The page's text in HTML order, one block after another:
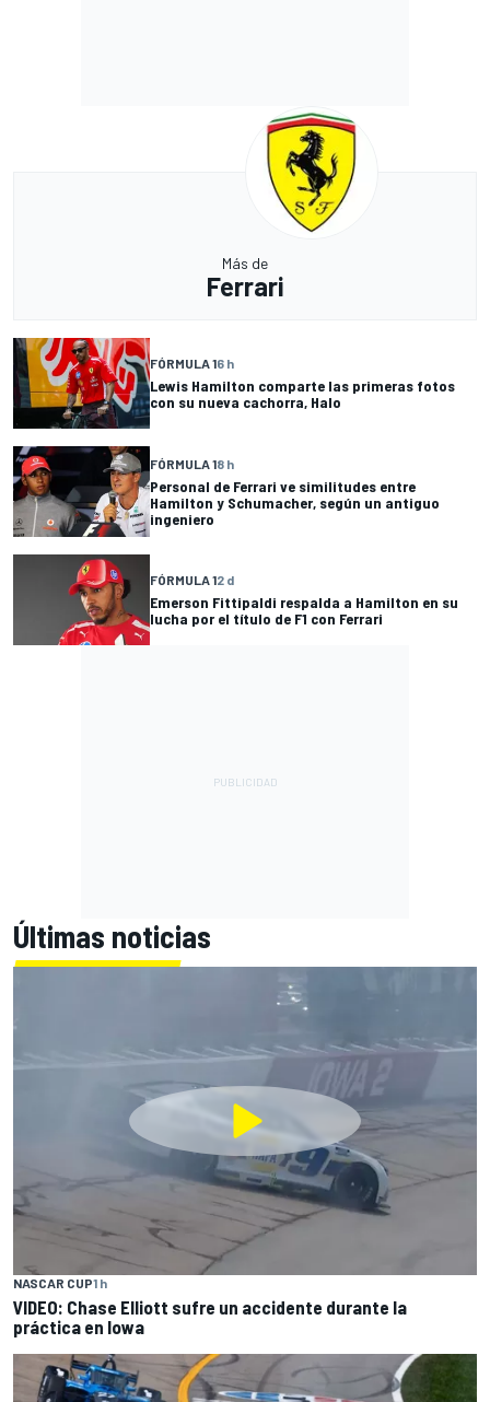
Más de
Ferrari
FÓRMULA 16 h
Lewis Hamilton comparte las primeras fotos
con su nueva cachorra, Halo
FÓRMULA 18 h
Personal de Ferrari ve similitudes entre
Hamilton y Schumacher, según un antiguo
ingeniero
FÓRMULA 12 d
Emerson Fittipaldi respalda a Hamilton en su
lucha por el título de F1 con Ferrari
Últimas noticias
NASCAR CUP1 h
VIDEO: Chase Elliott sufre un accidente durante la
práctica en Iowa